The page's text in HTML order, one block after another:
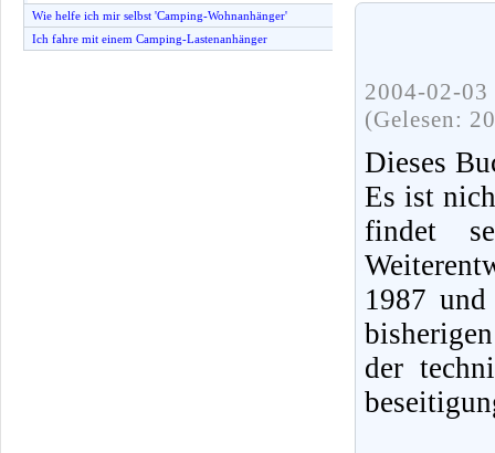
Wie helfe ich mir selbst 'Camping-Wohnanhänger'
Ich fahre mit einem Camping-Lastenanhänger
2004-02-
(Gelesen:
Dieses
Es ist
findet
1987
der